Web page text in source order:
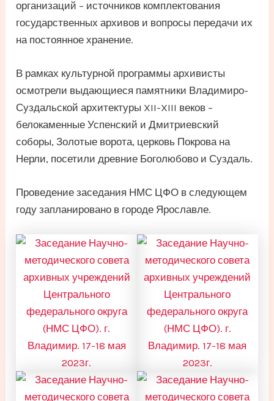
организаций – источников комплектования
государственных архивов и вопросы передачи их
на постоянное хранение.
В рамках культурной программы архивисты
осмотрели выдающиеся памятники Владимиро-
Суздальской архитектуры XII-XIII веков –
белокаменные Успенский и Дмитриевский
соборы, Золотые ворота, церковь Покрова на
Нерли, посетили древние Боголюбово и Суздаль.
Проведение заседания НМС ЦФО в следующем
году запланировано в городе Ярославле.